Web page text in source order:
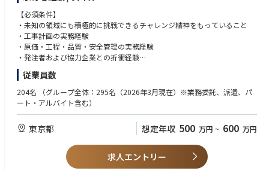
実務を通して覚えながらでOKです。
【職務内容詳細】
※最初からすべてを一人で行うわけではありません。
※しかし、補助ではなく、主担当業務として進めていただきます。
■ 建設計画・進行管理
・蓄電所建設に関わる計画内容の整理
・機器配置や工事スケジュールの確認・調整
・施工計画書など、工事に必要な資料の作成
→ 専門的な判断は先輩・外部と連携しながら進めます。
■ 見積・コスト管理
・原価・予算の管理
・工事完了後の現場決算対応
【必須条件】
・未知の領域にも積極的に挑戦できるチャレンジ精神をもっていること
・工事計画の実務経験
・原価・工程・品質・安全管理の実務経験
・発注者および協力企業との折衝経験
・ 電気設備工事に関する幅広く深い知識
・ 関連法規、補助金・助成金制度の理解
・ 業務を円滑に進めるための調整力・管理能力
・全国出張可能であること（１週間から３ヶ月）：その間に帰省は可能。
【歓迎条件】
・CADによる製図経験（tfas、AutoCAD）
・屋内線（電設）工事の施工管理経験
・重電工事（GIS・Tr輸送・据付）の施工管理経験
・太陽光発電所の施工管理経験
従業員数
204名
（グループ全体：295名（2026年3月現在）※業務委託、派遣、パ
ート・アルバイト含む）
東京都 想定年収 500 万円 ~ 600 万円
求人エントリー